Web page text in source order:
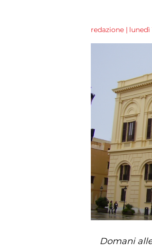
redazione | lunedì
Domani